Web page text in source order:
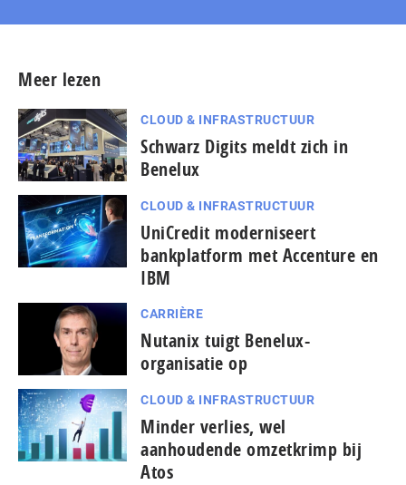
Meer lezen
CLOUD & INFRASTRUCTUUR
Schwarz Digits meldt zich in
Benelux
CLOUD & INFRASTRUCTUUR
UniCredit moderniseert
bankplatform met Accenture en
IBM
CARRIÈRE
Nutanix tuigt Benelux-
organisatie op
CLOUD & INFRASTRUCTUUR
Minder verlies, wel
aanhoudende omzetkrimp bij
Atos